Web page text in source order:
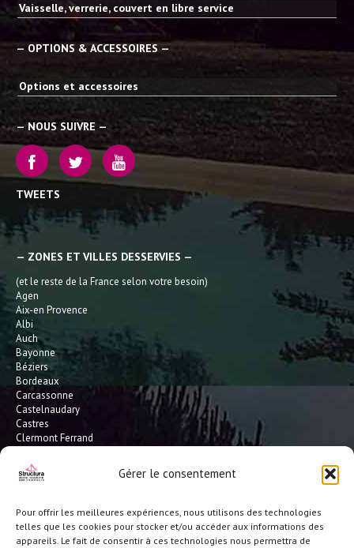
Gérer le consentement
Pour offrir les meilleures expériences, nous utilisons des technologies
telles que les cookies pour stocker et/ou accéder aux informations des
appareils. Le fait de consentir à ces technologies nous permettra de
Vaisselle, verrerie, couvert en libre service
— OPTIONS & ACCESSOIRES —
Options et accessoires
— NOUS SUIVRE —
TWEETS
— ZONES ET VILLES DESSERVIES —
(et le reste de la France selon votre besoin)
Agen
Aix-en Provence
Albi
Auch
Bayonne
Béziers
Bordeaux
Carcassonne
Castelnaudary
Castres
Clermont Ferrand
Gaillac
Hossegor
Limoges
L'Isle Jourdain
Montauban